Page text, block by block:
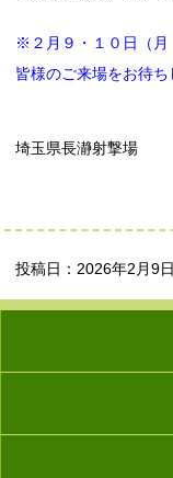
※２月９・１０日（月
皆様のご来場をお待ち
埼玉県長瀞射撃場
投稿日：2026年2月9